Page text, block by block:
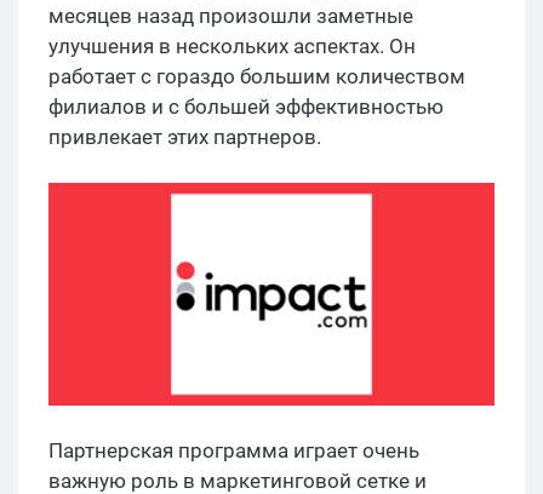
месяцев назад произошли заметные
улучшения в нескольких аспектах. Он
работает с гораздо большим количеством
филиалов и с большей эффективностью
привлекает этих партнеров.
Партнерская программа играет очень
важную роль в маркетинговой сетке и